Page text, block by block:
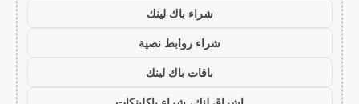
شراء باك لينك
شراء روابط نصية
باقات باك لينك